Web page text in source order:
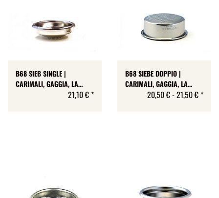
B68 SIEB SINGLE |
CARIMALI, GAGGIA, LA
21,10 € *
B68 SIEBE DOPPIO |
CARIMALI, GAGGIA, LA
CIMBALI, RENEKA | IMS
20,50 € -21,50 € *